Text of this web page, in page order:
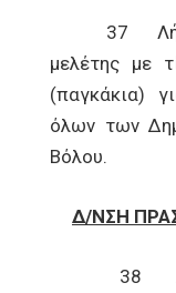
37 Λήψη
μελέτης με
(παγκάκια)
όλων των
Βόλου.
Δ/ΝΣΗ
38 Λήψη